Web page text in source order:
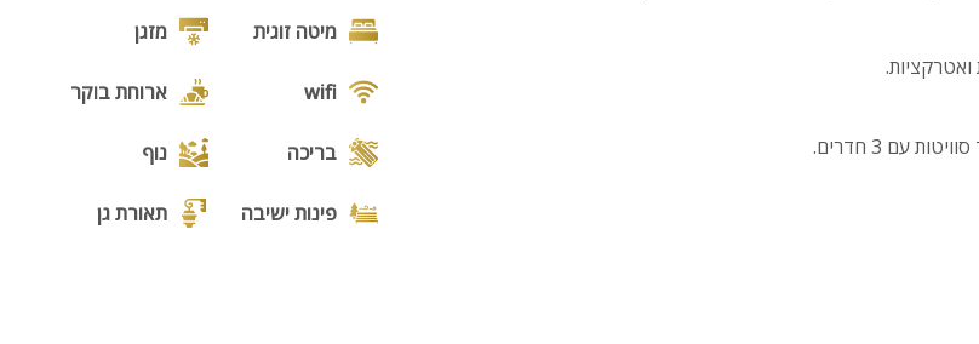
ואטרקציות.
קומקום, מכונת קפה
מיטה זוגית מזגן
wifi ארוחת בוקר
בריכה נוף
פינות ישיבה תאורת גן